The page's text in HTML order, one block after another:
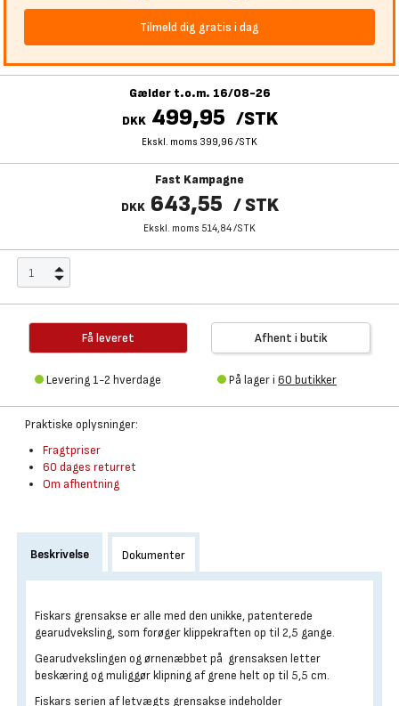
Tilmeld dig gratis i dag
Gælder t.o.m. 16/08-26
DKK 499,95 /STK
Ekskl. moms 399,96 /STK
Fast Kampagne
DKK 643,55 / STK
Ekskl. moms 514,84/STK
Få leveret
Levering 1-2 hverdage
Afhent i butik
På lager i 60 butikker
Praktiske oplysninger:
Fragtpriser
60 dages returret
Om afhentning
Beskrivelse Dokumenter
Fiskars grensakse er alle med den unikke, patenterede
gearudveksling, som forøger klippekraften op til 2,5 gange.
Gearudvekslingen og ørnenæbbet på grensaksen letter
beskæring og muliggør klipning af grene helt op til 5,5 cm.
Fiskars serien af letvægts grensakse indeholder